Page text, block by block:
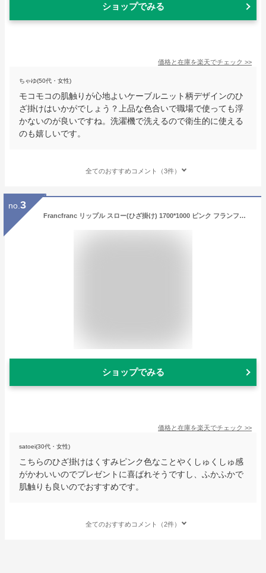
ショップでみる
価格と在庫を楽天でチェック >>
ちゃゆ(50代・女性)
モコモコの肌触りが心地よいケーブルニット柄デザインのひ
ざ掛けはいかがでしょう？上品な色合いで職場で使っても浮
かないのが良いですね。洗濯機で洗えるので衛生的に使える
のも嬉しいです。
全てのおすすめコメント（3件）
no. 3
Francfranc リップル スロー(ひざ掛け) 1700*1000 ピンク フランフラン インテリア・生活雑貨 ブランケット・ひざ掛け ピンク【送料無料】
ショップでみる
価格と在庫を楽天でチェック >>
satoei(30代・女性)
こちらのひざ掛けはくすみピンク色なことやくしゅくしゅ感
がかわいいのでプレゼントに喜ばれそうですし、ふかふかで
肌触りも良いのでおすすめです。
全てのおすすめコメント（2件）